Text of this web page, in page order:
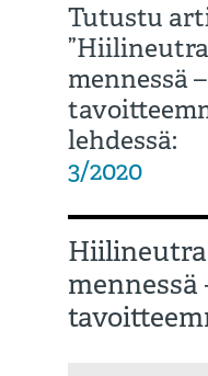
Tutustu
mennessä
lehdessä:
3/2020
mennessä